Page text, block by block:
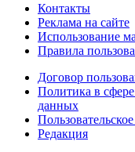
Контакты
Реклама на сайте
Использование
Правила
Договор
Политика в
данных
Редакция